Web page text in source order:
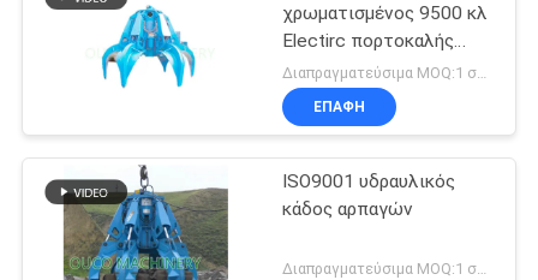
χρωματισμένος 9500 κλ
Electirc πορτοκαλής
κάδος αρπαγών φλούδας
υδραυλικός
Διαπραγματεύσιμα MOQ:1 σύνολο
ΕΠΑΦΉ
ISO9001 υδραυλικός
κάδος αρπαγών
Διαπραγματεύσιμα MOQ:1 σύνολο